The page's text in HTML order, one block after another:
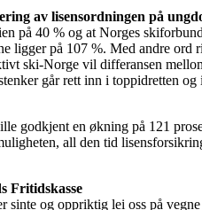
av lisensordningen på
på 40 % og at Norges
ligger på 107 %. Med andre ord
ski-Norge vil differansen
går rett inn i toppidretten og
godkjent en økning på 121
all den tid
Fritidskasse
og oppriktig lei oss på